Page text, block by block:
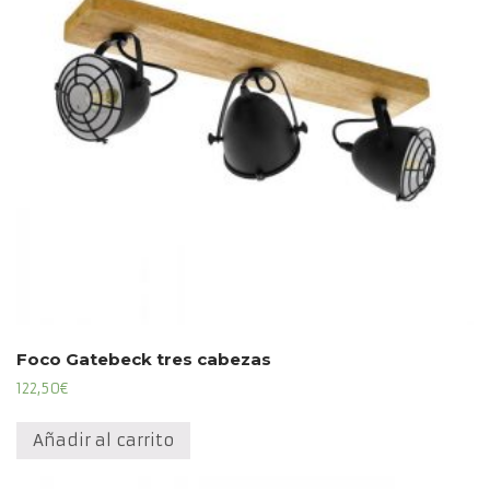
Foco Gatebeck tres cabezas
122,50€
Añadir al carrito